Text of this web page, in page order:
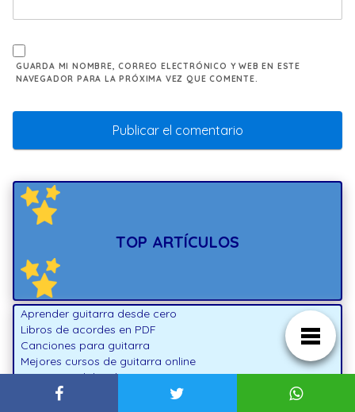
GUARDA MI NOMBRE, CORREO ELECTRÓNICO Y WEB EN ESTE
NAVEGADOR PARA LA PRÓXIMA VEZ QUE COMENTE.
TOP ARTÍCULOS
Aprender guitarra desde cero
Libros de acordes en PDF
Canciones para guitarra
Mejores cursos de guitarra online
Mejores pedales de guitarra